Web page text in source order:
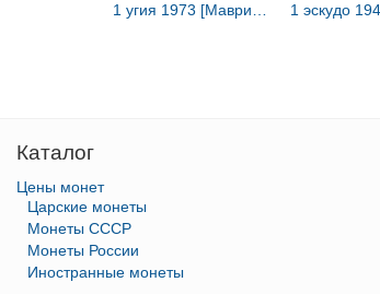
Каталог
Цены монет
Царские монеты
Монеты СССР
Монеты России
Иностранные монеты